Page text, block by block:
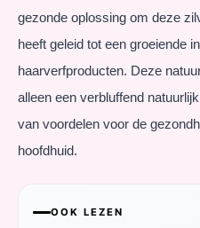
gezonde oplossing om deze
heeft geleid tot een groeiende
haarverfproducten. Deze
alleen een verbluffend
van voordelen voor de
hoofdhuid.
OOK LEZEN